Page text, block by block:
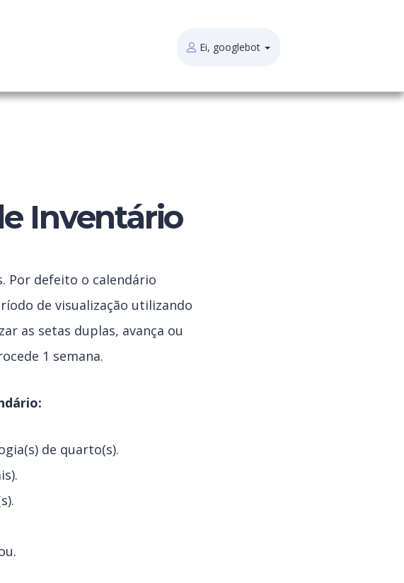
Ei, googlebot
Inventário
Por defeito o calendário
de visualização utilizando
as setas duplas, avança ou
1 semana.
de quarto(s).